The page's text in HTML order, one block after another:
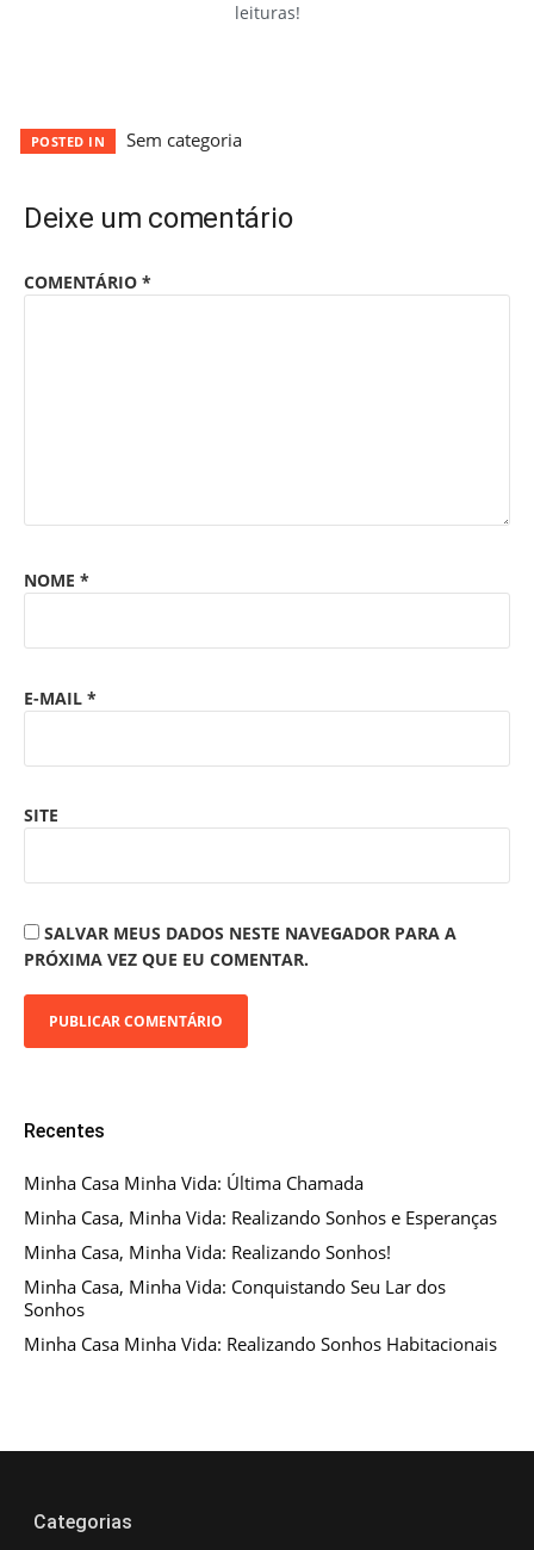
leituras!
POSTED IN Sem categoria
Deixe um comentário
COMENTÁRIO *
NOME *
E-MAIL *
SITE
SALVAR MEUS DADOS NESTE NAVEGADOR PARA A
PRÓXIMA VEZ QUE EU COMENTAR.
Recentes
Minha Casa Minha Vida: Última Chamada
Minha Casa, Minha Vida: Realizando Sonhos e Esperanças
Minha Casa, Minha Vida: Realizando Sonhos!
Minha Casa, Minha Vida: Conquistando Seu Lar dos
Sonhos
Minha Casa Minha Vida: Realizando Sonhos Habitacionais
Categorias